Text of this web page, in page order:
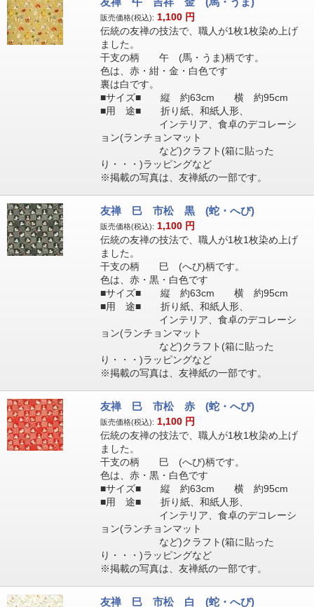
販売価格(税込): 1,100 円
伝統の友禅の技法で、職人が1枚1枚染め上げ
ました。
干支の柄 午 (馬・うま)柄です。
色は、赤・紺・金・白色です
裏は白です。
■サイズ■ 縦 約63cm 横 約95cm
■用 途■ 折り紙、和紙人形、
インテリア、食卓のデコレーシ
ョン(ランチョンマット
など)クラフト(箱に貼った
り・・・)ラッピングなど
※掲載の写真は、友禅紙の一部です。
友禅 巳 市松 黒 (蛇・へび)
販売価格(税込): 1,100 円
伝統の友禅の技法で、職人が1枚1枚染め上げ
ました。
干支の柄 巳 (へび)柄です。
色は、赤・黒・白色です
■サイズ■ 縦 約63cm 横 約95cm
■用 途■ 折り紙、和紙人形、
インテリア、食卓のデコレーシ
ョン(ランチョンマット
など)クラフト(箱に貼った
り・・・)ラッピングなど
※掲載の写真は、友禅紙の一部です。
友禅 巳 市松 赤 (蛇・へび)
販売価格(税込): 1,100 円
伝統の友禅の技法で、職人が1枚1枚染め上げ
ました。
干支の柄 巳 (へび)柄です。
色は、赤・黒・白色です
■サイズ■ 縦 約63cm 横 約95cm
■用 途■ 折り紙、和紙人形、
インテリア、食卓のデコレーシ
ョン(ランチョンマット
など)クラフト(箱に貼った
り・・・)ラッピングなど
※掲載の写真は、友禅紙の一部です。
友禅 巳 市松 白 (蛇・へび)